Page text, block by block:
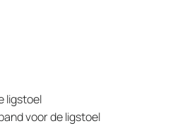
voor de ligstoel